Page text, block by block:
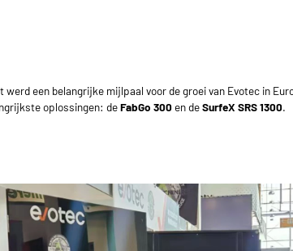
een belangrijke mijlpaal voor de groei van Evotec in
oplossingen: deFabGo 300en deSurfeX SRS 1300.